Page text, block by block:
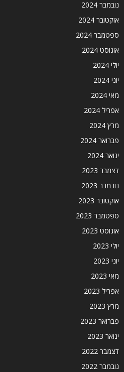
נובמבר 2024
אוקטובר 2024
ספטמבר 2024
אוגוסט 2024
יולי 2024
יוני 2024
מאי 2024
אפריל 2024
מרץ 2024
פברואר 2024
ינואר 2024
דצמבר 2023
נובמבר 2023
אוקטובר 2023
ספטמבר 2023
אוגוסט 2023
יולי 2023
יוני 2023
מאי 2023
אפריל 2023
מרץ 2023
פברואר 2023
ינואר 2023
דצמבר 2022
נובמבר 2022